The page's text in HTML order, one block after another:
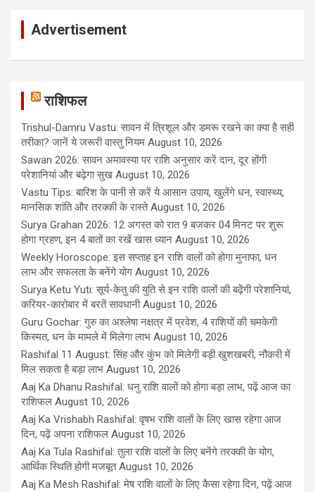
Advertisement
राशिफल
Trishul-Damru Vastu: सावन में त्रिशूल और डमरू रखने का क्या है सही
तरीका? जानें ये जरूरी वास्तु नियम August 10, 2026
Sawan 2026: सावन अमावस्या पर राशि अनुसार करें दान, दूर होंगी
परेशानियां और बढ़ेगा सुख August 10, 2026
Vastu Tips: बारिश के पानी से करें ये आसान उपाय, खुलेंगे धन, स्वास्थ्य,
मानसिक शांति और तरक्की के रास्ते August 10, 2026
Surya Grahan 2026: 12 अगस्त को रात 9 बजकर 04 मिनट पर शुरू
होगा ग्रहण, इन 4 बातों का रखें खास ध्यान August 10, 2026
Weekly Horoscope: इस सप्ताह इन राशि वालों को होगा मुनाफा, धन
लाभ और सफलता के बनेंगे योग August 10, 2026
Surya Ketu Yuti: सूर्य-केतु की युति से इन राशि वालों की बढ़ेंगी परेशानियां,
करियर-कारोबार में बरतें सावधानी August 10, 2026
Guru Gochar: गुरु का अश्लेषा नक्षत्र में प्रवेश, 4 राशियों की चमकेगी
किस्मत, धन के मामले में मिलेगा लाभ August 10, 2026
Rashifal 11 August: सिंह और कुंभ को मिलेगी बड़ी खुशखबरी, नौकरी में
मिल सकता है बड़ा लाभ August 10, 2026
Aaj Ka Dhanu Rashifal: धनु राशि वालों को होगा बड़ा लाभ, पढ़ें आज का
राशिफल August 10, 2026
Aaj Ka Vrishabh Rashifal: वृषभ राशि वालों के लिए खास रहेगा आज
दिन, पढ़ें अपना राशिफल August 10, 2026
Aaj Ka Tula Rashifal: तुला राशि वालों के लिए बनेंगे तरक्की के योग,
आर्थिक स्थिति होगी मजबूत August 10, 2026
Aaj Ka Mesh Rashifal: मेष राशि वालों के लिए कैसा रहेगा दिन, पढ़ें आज